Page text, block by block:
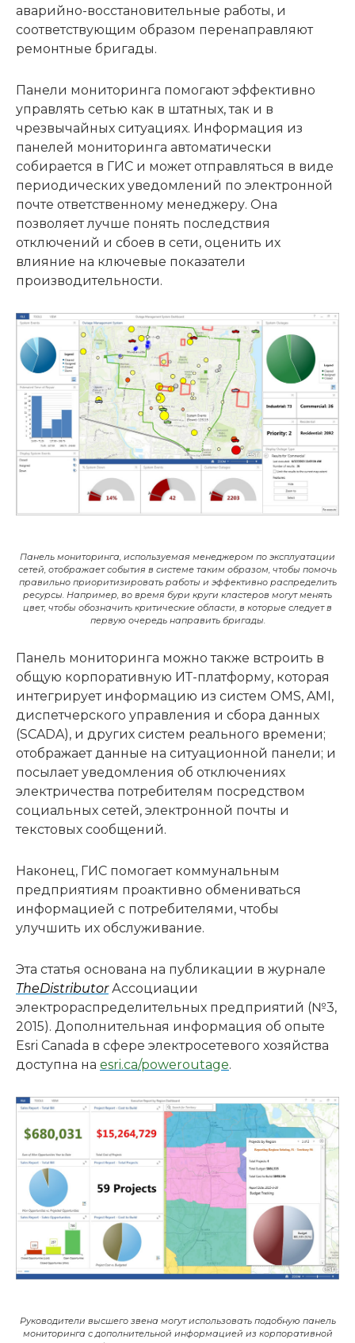
аварийно-восстановительные работы, и
соответствующим образом перенаправляют
ремонтные бригады.
Панели мониторинга помогают эффективно
управлять сетью как в штатных, так и в
чрезвычайных ситуациях. Информация из
панелей мониторинга автоматически
собирается в ГИС и может отправляться в виде
периодических уведомлений по электронной
почте ответственному менеджеру. Она
позволяет лучше понять последствия
отключений и сбоев в сети, оценить их
влияние на ключевые показатели
производительности.
Панель мониторинга, используемая менеджером по эксплуатации
сетей, отображает события в системе таким образом, чтобы помочь
правильно приоритизировать работы и эффективно распределить
ресурсы. Например, во время бури круги кластеров могут менять
цвет, чтобы обозначить критические области, в которые следует в
первую очередь направить бригады.
Панель мониторинга можно также встроить в
общую корпоративную ИТ-платформу, которая
интегрирует информацию из систем OMS, AMI,
диспетчерского управления и сбора данных
(SCADA), и других систем реального времени;
отображает данные на ситуационной панели; и
посылает уведомления об отключениях
электричества потребителям посредством
социальных сетей, электронной почты и
текстовых сообщений.
Наконец, ГИС помогает коммунальным
предприятиям проактивно обмениваться
информацией с потребителями, чтобы
улучшить их обслуживание.
Эта статья основана на публикации в журнале
TheDistributorАссоциации
электрораспределительных предприятий (№3,
2015). Дополнительная информация об опыте
Esri Canada в сфере электросетевого хозяйства
доступна на esri.ca/poweroutage.
Руководители высшего звена могут использовать подобную панель
мониторинга с дополнительной информацией из корпоративной